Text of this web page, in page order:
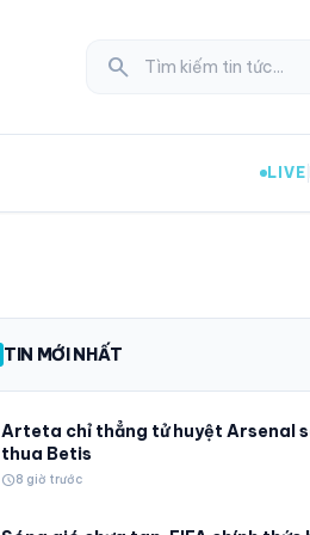
search
LIVE
TIN MỚI NHẤT
Arteta chỉ thẳng tử huyệt Arsenal
thua Betis
schedule8 giờ trước